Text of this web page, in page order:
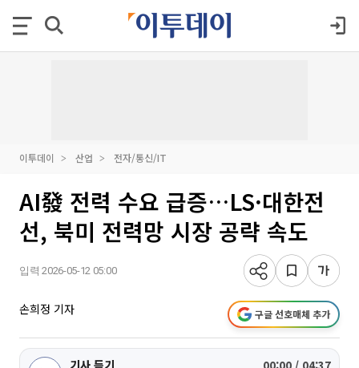
이투데이 산업 전자/통신/IT
AI發 전력 수요 급증…LS·대한전
선, 북미 전력망 시장 공략 속도
입력 2026-05-12 05:00
손희정 기자 구글 선호매체 추가
기사 듣기